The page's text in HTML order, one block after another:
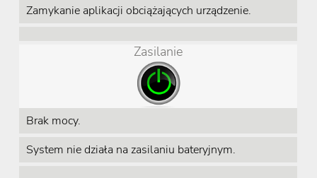
Zamykanie aplikacji obciążających urządzenie.
Zasilanie
Brak mocy.
System nie działa na zasilaniu bateryjnym.